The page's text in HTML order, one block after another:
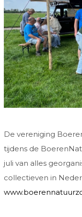
De vereniging
tijdens de
juli van alles
collectieven in